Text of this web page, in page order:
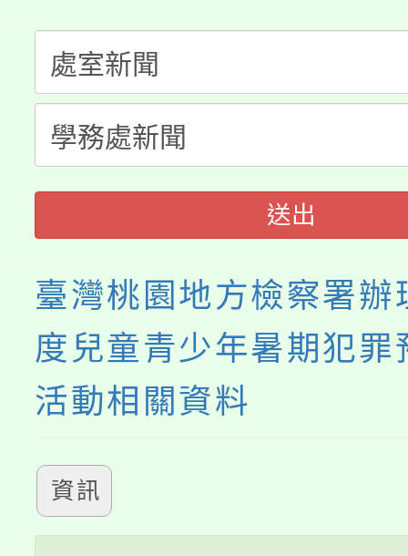
半價優惠，詳情可洽有
者。
份教師增能研習
大溪自造教育及科技中
份教師研習
淨零綠生活教案入校路
會
115年食農教育專業人
程
送出
臺灣桃園地方檢察署
度兒童青少年暑期犯罪
活動相關資料
資訊